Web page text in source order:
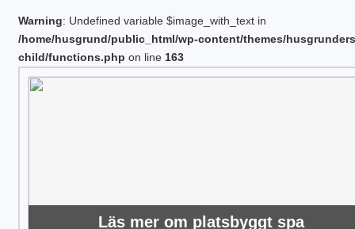
Warning: Undefined variable $image_with_text in
/home/husgrund/public_html/wp-content/themes/
child/functions.php on line 163
Läs mer om platsbyggt spa